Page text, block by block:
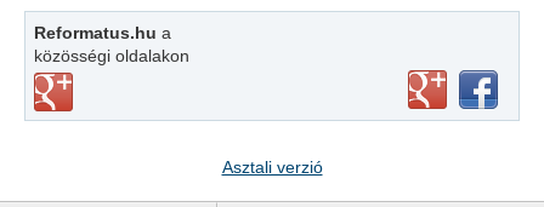
Reformatus.hu a
közösségi oldalakon
Asztali verzió